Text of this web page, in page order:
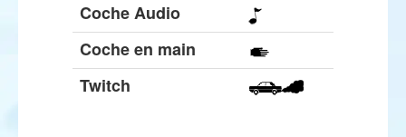
Coche Audio
Coche en main
Twitch